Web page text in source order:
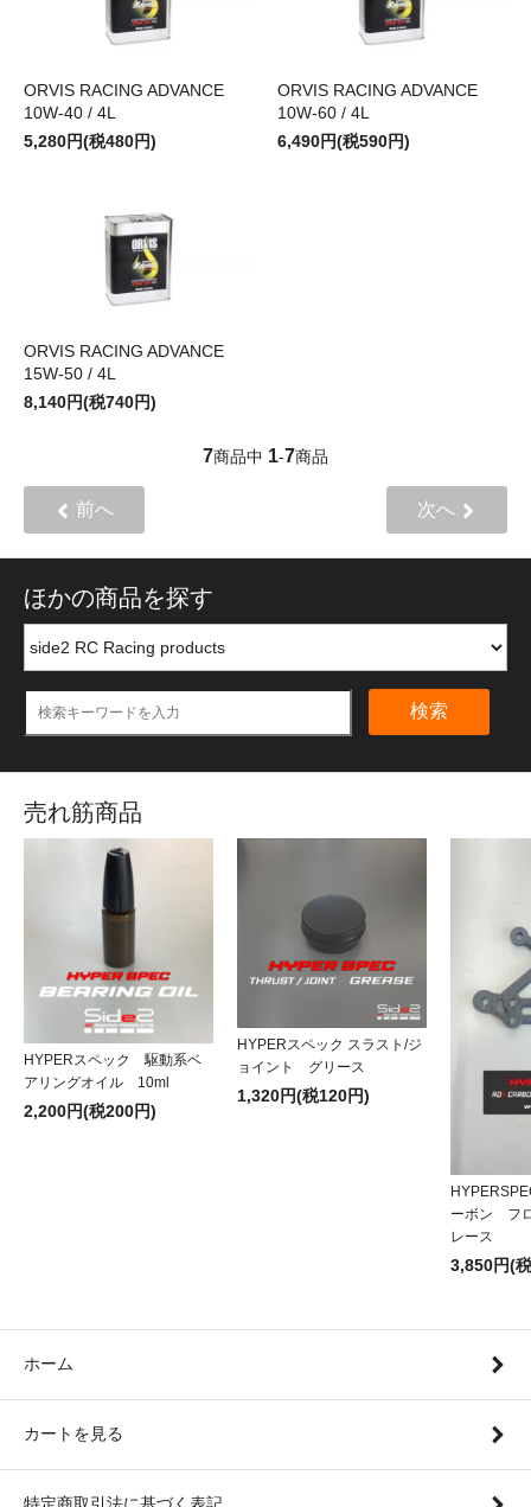
ORVIS RACING ADVANCE
10W-40 / 4L
5,280円(税480円)
ORVIS RACING ADVANCE
10W-60 / 4L
6,490円(税590円)
ORVIS RACING ADVANCE
15W-50 / 4L
8,140円(税740円)
7商品中 1-7商品
前へ 次へ
ほかの商品を探す
検索
売れ筋商品
HYPERスペック 駆動系ベ
アリングオイル 10ml
2,200円(税200円)
HYPERスペック スラスト/ジ
ョイント グリース
1,320円(税120円)
ーボン フ
レース
3,850円(
ホーム
カートを見る